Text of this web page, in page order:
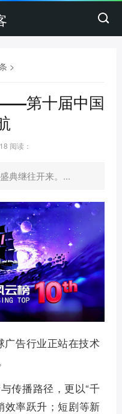
>
第十届中国
阅读：
典继往开来。...
告行业正站在技术
传播路径，更以“千
效率跃升；短剧等新